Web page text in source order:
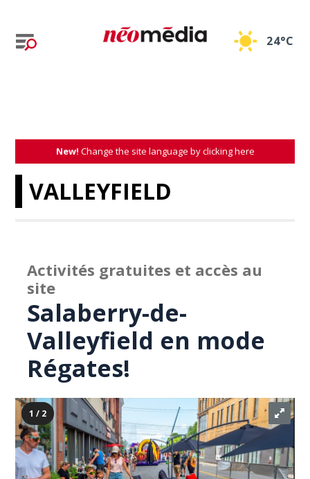
24°C
New! Change the site language by clicking here
VALLEYFIELD
Activités gratuites et accès au
site
Salaberry-de-
Valleyfield en mode
Régates!
1 / 2